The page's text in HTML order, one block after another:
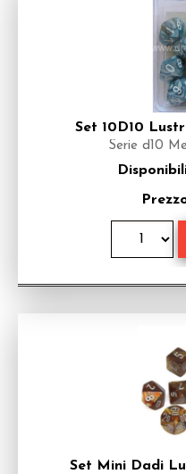
Set 10D10
Serie d10
Set Mini Dadi